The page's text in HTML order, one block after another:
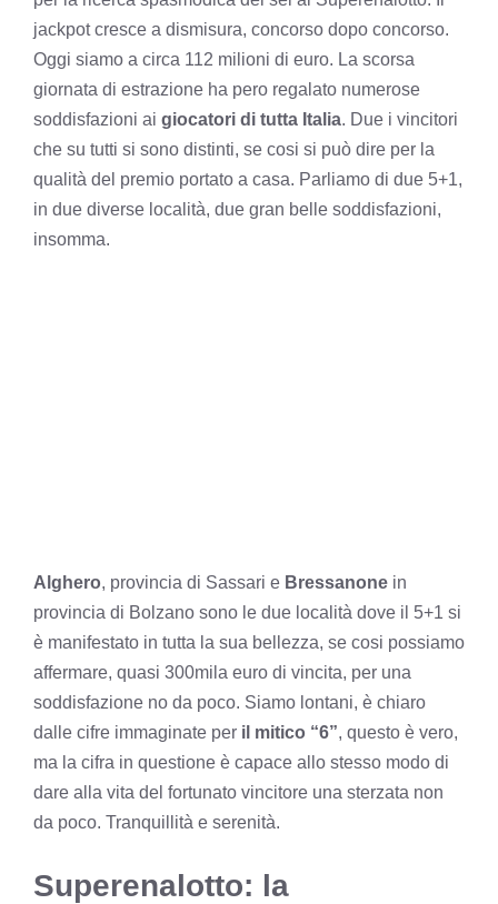
jackpot cresce a dismisura, concorso dopo concorso.
Oggi siamo a circa 112 milioni di euro. La scorsa
giornata di estrazione ha pero regalato numerose
soddisfazioni ai giocatori di tutta Italia. Due i vincitori
che su tutti si sono distinti, se cosi si può dire per la
qualità del premio portato a casa. Parliamo di due 5+1,
in due diverse località, due gran belle soddisfazioni,
insomma.
Alghero, provincia di Sassari e Bressanone in
provincia di Bolzano sono le due località dove il 5+1 si
è manifestato in tutta la sua bellezza, se cosi possiamo
affermare, quasi 300mila euro di vincita, per una
soddisfazione no da poco. Siamo lontani, è chiaro
dalle cifre immaginate per il mitico “6”, questo è vero,
ma la cifra in questione è capace allo stesso modo di
dare alla vita del fortunato vincitore una sterzata non
da poco. Tranquillità e serenità.
Superenalotto: la